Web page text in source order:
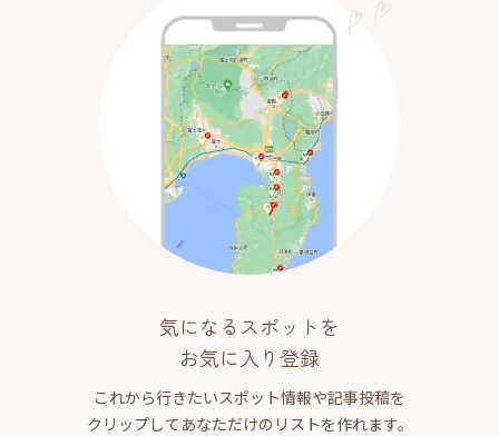
気になるスポットを
お気に入り登録
これから行きたいスポット情報や記事投稿を
クリップしてあなただけのリストを作れます。